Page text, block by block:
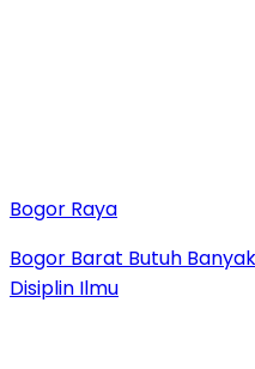
Bogor Raya
Bogor Barat Butuh
Disiplin Ilmu